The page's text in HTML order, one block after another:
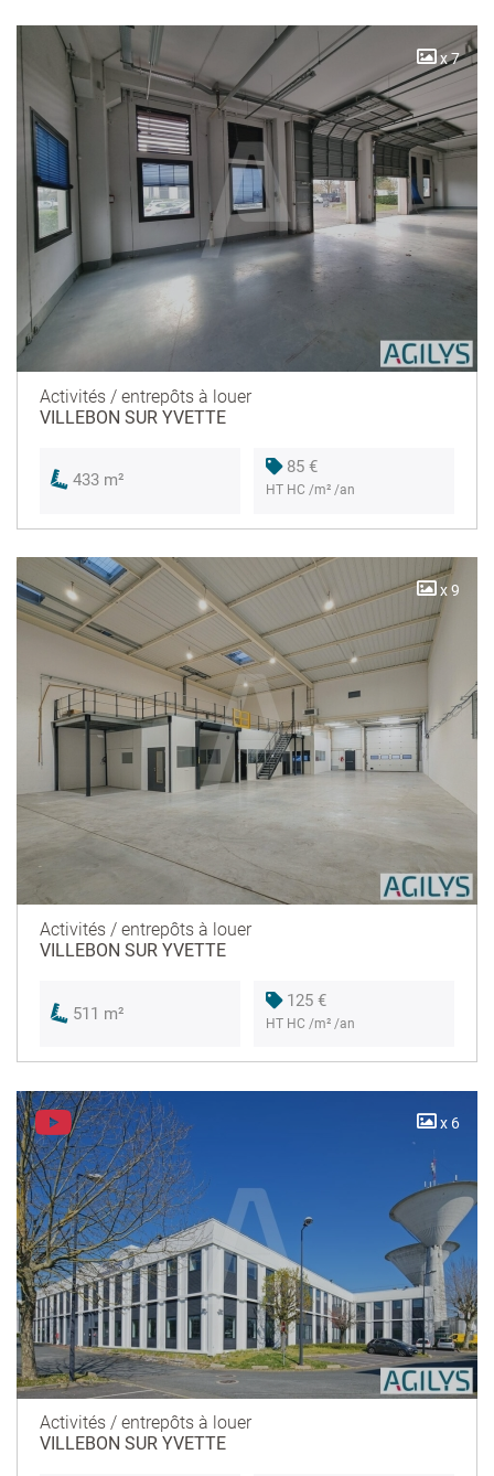
x 7
Activités / entrepôts à louer
VILLEBON SUR YVETTE
433 m²
85 €
HT HC /m² /an
x 9
Activités / entrepôts à louer
VILLEBON SUR YVETTE
511 m²
125 €
HT HC /m² /an
x 6
Activités / entrepôts à louer
VILLEBON SUR YVETTE